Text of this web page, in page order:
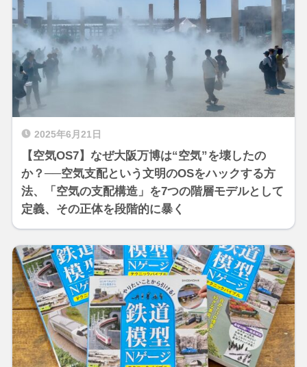
2025年6月21日
【空気OS7】なぜ大阪万博は“空気”を壊したの
か？──空気支配という文明のOSをハックする方
法、「空気の支配構造」を7つの階層モデルとして
定義、その正体を段階的に暴く